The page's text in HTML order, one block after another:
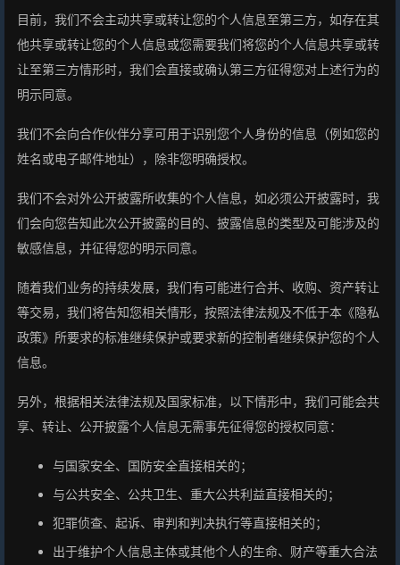
目前，我们不会主动共享或转让您的个人信息至第三方，如存在其
他共享或转让您的个人信息或您需要我们将您的个人信息共享或转
让至第三方情形时，我们会直接或确认第三方征得您对上述行为的
明示同意。
我们不会向合作伙伴分享可用于识别您个人身份的信息（例如您的
姓名或电子邮件地址），除非您明确授权。
我们不会对外公开披露所收集的个人信息，如必须公开披露时，我
们会向您告知此次公开披露的目的、披露信息的类型及可能涉及的
敏感信息，并征得您的明示同意。
随着我们业务的持续发展，我们有可能进行合并、收购、资产转让
等交易，我们将告知您相关情形，按照法律法规及不低于本《隐私
政策》所要求的标准继续保护或要求新的控制者继续保护您的个人
信息。
另外，根据相关法律法规及国家标准，以下情形中，我们可能会共
享、转让、公开披露个人信息无需事先征得您的授权同意：
与国家安全、国防安全直接相关的；
与公共安全、公共卫生、重大公共利益直接相关的；
犯罪侦查、起诉、审判和判决执行等直接相关的；
出于维护个人信息主体或其他个人的生命、财产等重大合法